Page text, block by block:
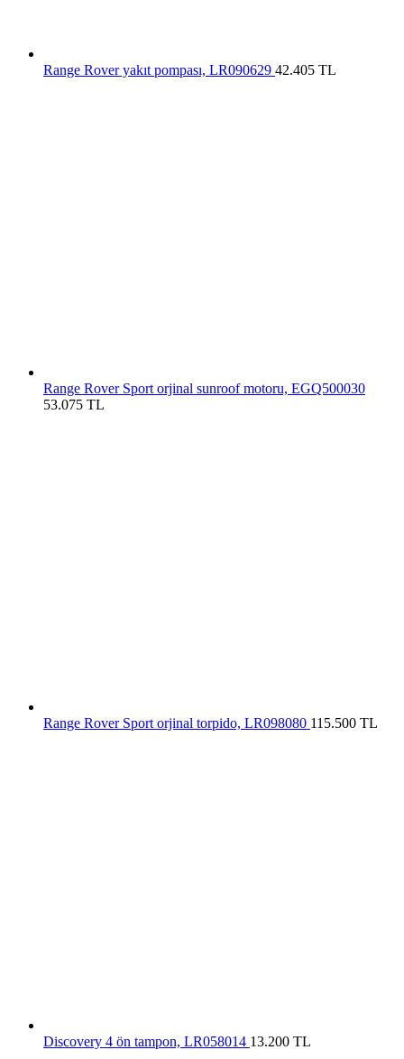
Range Rover yakıt pompası, LR090629 42.405 TL
Range Rover Sport orjinal sunroof motoru, EGQ500030
53.075 TL
Range Rover Sport orjinal torpido, LR098080 115.500 TL
Discovery 4 ön tampon, LR058014 13.200 TL